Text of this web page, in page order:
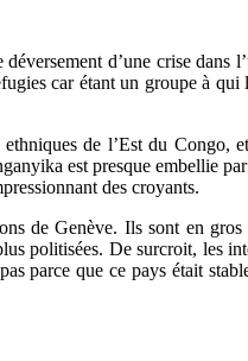
d’une crise dans
car étant un groupe à qui
de l’Est du Congo,
est presque embellie
des croyants.
de Genève. Ils sont en gros
politisées. De surcroit, les
parce que ce pays était